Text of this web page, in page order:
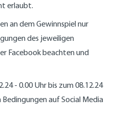
erlaubt.
an dem Gewinnspiel nur
des jeweiligen
Facebook beachten und
- 0.00 Uhr bis zum 08.12.24
auf Social Media